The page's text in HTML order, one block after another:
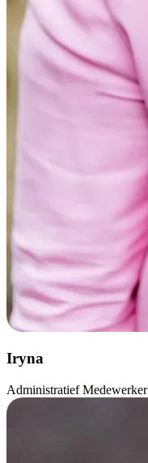
Iryna
Administratief Medewerker